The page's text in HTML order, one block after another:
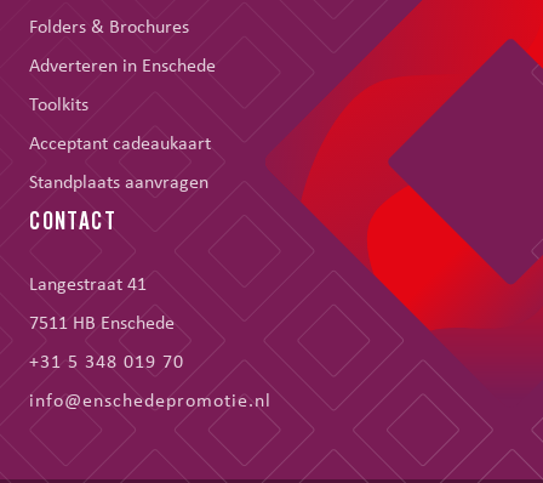
Folders & Brochures
Adverteren in Enschede
Toolkits
Acceptant cadeaukaart
Standplaats aanvragen
CONTACT
Langestraat 41
7511 HB Enschede
+31 5 348 019 70
info@enschedepromotie.nl